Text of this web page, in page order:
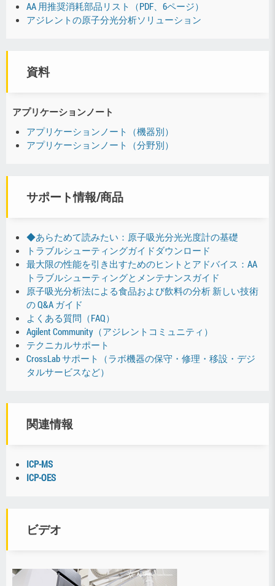
AA 用推奨消耗部品リスト（PDF、6ページ）
アジレントの原子分光分析ソリューション
資料
アプリケーションノート
アプリケーションノート（機器別）
アプリケーションノート（分野別）
サポート情報/商品
◆あらためて読みたい：原子吸光分光光度計の基礎
トラブルシューティングガイドダウンロード
最大限の性能を引き出すためのヒントとアドバイス：AA
トラブルシューティングとメンテナンスガイド
原子吸光分析法による食品および飲料の分析 新しい技術
の Q&A ガイド
よくある質問（FAQ）
Agilent Community（アジレントコミュニティ）
テクニカルサポート
CrossLab サポート（ラボ機器の保守・修理・移設・デジ
タルサービスなど）
関連情報
ICP-MS
ICP-OES
ビデオ